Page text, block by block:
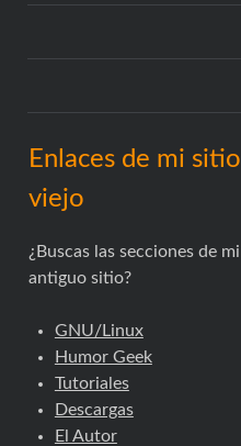
Enlaces de mi sitio
viejo
¿Buscas las secciones de mi
antiguo sitio?
GNU/Linux
Humor Geek
Tutoriales
Descargas
El Autor